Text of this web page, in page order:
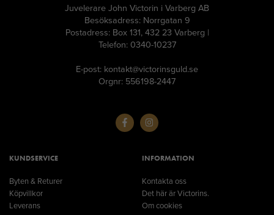
Juvelerare John Victorin i Varberg AB
Besöksadress: Norrgatan 9
Postadress: Box 131, 432 23 Varberg |
Telefon: 0340-10237
E-post: kontakt@victorinsguld.se
Orgnr: 556198-2447
KUNDSERVICE
Byten & Returer
Köpvillkor
Leverans
INFORMATION
Kontakta oss
Det här är Victorins.
Om cookies